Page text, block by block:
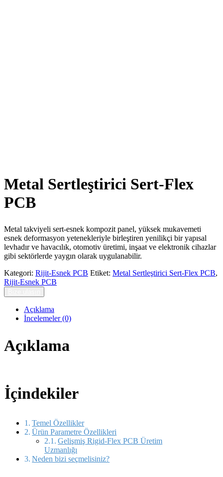
Metal Sertleştirici Sert-Flex
PCB
Metal takviyeli sert-esnek kompozit panel, yüksek mukavemeti
esnek deformasyon yetenekleriyle birleştiren yenilikçi bir yapısal
levhadır ve havacılık, otomotiv üretimi, inşaat ve elektronik cihazlar
gibi sektörlerde yaygın olarak uygulanabilir.
Kategori: Rijit-Esnek PCB Etiket: Metal Sertleştirici Sert-Flex PCB,
Rijit-Esnek PCB
Açıklama
İncelemeler (0)
Açıklama
İçindekiler
Temel Özellikler
Ürün Parametre Özellikleri
Gelişmiş Rigid-Flex PCB Üretim
Uzmanlığı
Neden bizi seçmelisiniz?